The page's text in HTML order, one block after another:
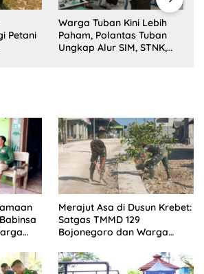
Petani
Warga Tuban Kini Lebih
Paham, Polantas Tuban
Ungkap Alur SIM, STNK,
Merajut Asa di Dusun Krebet:
Satgas TMMD 129
Bojonegoro dan Warga